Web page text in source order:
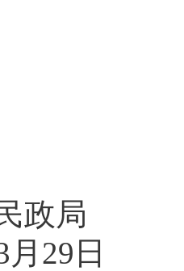
局
29日